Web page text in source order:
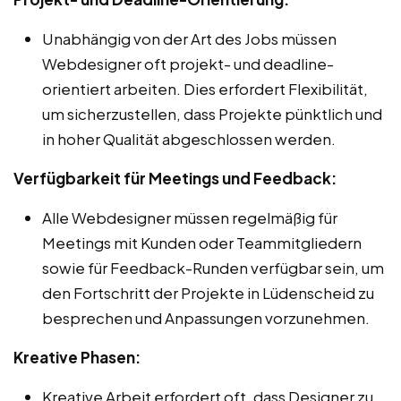
Unabhängig von der Art des Jobs müssen
Webdesigner oft projekt- und deadline-
orientiert arbeiten. Dies erfordert Flexibilität,
um sicherzustellen, dass Projekte pünktlich und
in hoher Qualität abgeschlossen werden.
Verfügbarkeit für Meetings und Feedback:
Alle Webdesigner müssen regelmäßig für
Meetings mit Kunden oder Teammitgliedern
sowie für Feedback-Runden verfügbar sein, um
den Fortschritt der Projekte in Lüdenscheid zu
besprechen und Anpassungen vorzunehmen.
Kreative Phasen:
Kreative Arbeit erfordert oft, dass Designer zu